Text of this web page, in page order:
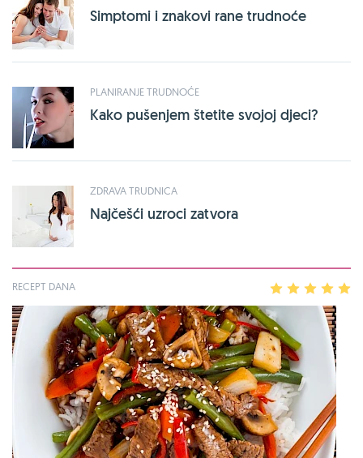
Simptomi i znakovi rane trudnoće
PLANIRANJE TRUDNOĆE
Kako pušenjem štetite svojoj djeci?
ZDRAVA TRUDNICA
Najčešći uzroci zatvora
RECEPT DANA 2 3 4